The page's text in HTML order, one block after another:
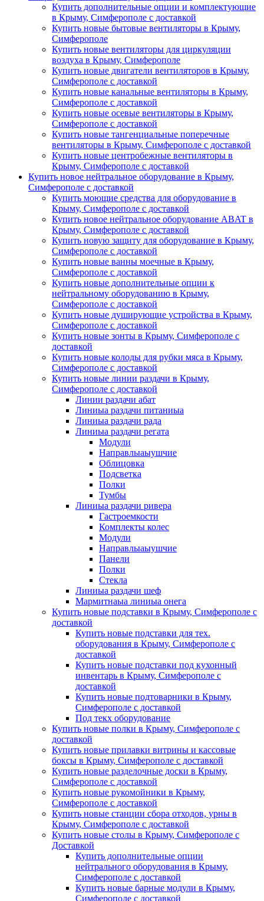
Купить дополнительные опции и комплектующие
в Крыму, Симферополе с доставкой
Купить новые бытовые вентиляторы в Крыму,
Симферополе
Купить новые вентиляторы для циркуляции
воздуха в Крыму, Симферополе
Купить новые двигатели вентиляторов в Крыму,
Симферополе с доставкой
Купить новые канальные вентиляторы в Крыму,
Симферополе с доставкой
Купить новые осевые вентиляторы в Крыму,
Симферополе с доставкой
Купить новые тангенциальные поперечные
вентиляторы в Крыму, Симферополе с доставкой
Купить новые центробежные вентиляторы в
Крыму, Симферополе с доставкой
Купить новое нейтральное оборудование в Крыму,
Симферополе с доставкой
Купить моющие средства для оборудование в
Крыму, Симферополе с доставкой
Купить новое нейтральное оборудование ABAT в
Крыму, Симферополе с доставкой
Купить новую защиту для оборудование в Крыму,
Симферополе с доставкой
Купить новые ванны моечные в Крыму,
Симферополе с доставкой
Купить новые дополнительные опции к
нейтральному оборудованию в Крыму,
Симферополе с доставкой
Купить новые душирующие устройства в Крыму,
Симферополе с доставкой
Купить новые зонты в Крыму, Симферополе с
доставкой
Купить новые колоды для рубки мяса в Крыму,
Симферополе с доставкой
Купить новые линии раздачи в Крыму,
Симферополе с доставкой
Линии раздачи абат
Линиыа раздачи питаниыа
Линиыа раздачи рада
Линиыа раздачи регата
Модули
Направлыаыушчие
Облицовка
Подсветка
Полки
Тумбы
Линиыа раздачи ривера
Гастроемкости
Комплекты колес
Модули
Направлыаыушчие
Панели
Полки
Стекла
Линиыа раздачи шеф
Мармитнаыа линиыа онега
Купить новые подставки в Крыму, Симферополе с
доставкой
Купить новые подставки для тех.
оборудования в Крыму, Симферополе с
доставкой
Купить новые подставки под кухонный
инвентарь в Крыму, Симферополе с
доставкой
Купить новые подтоварники в Крыму,
Симферополе с доставкой
Под текх оборудование
Купить новые полки в Крыму, Симферополе с
доставкой
Купить новые прилавки витрины и кассовые
боксы в Крыму, Симферополе с доставкой
Купить новые разделочные доски в Крыму,
Симферополе с доставкой
Купить новые рукомойники в Крыму,
Симферополе с доставкой
Купить новые станции сбора отходов, урны в
Крыму, Симферополе с доставкой
Купить новые столы в Крыму, Симферополе с
Доставкой
Купить дополнительные опции
нейтрального оборудования в Крыму,
Симферополе с доставкой
Купить новые барные модули в Крыму,
Симферополе с доставкой